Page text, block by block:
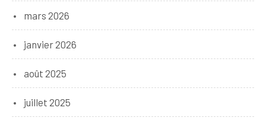
mars 2026
janvier 2026
août 2025
juillet 2025